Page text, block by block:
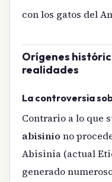
con los gatos del
Orígenes
realidades
La controversia
Contrario a lo que
abisinio no
Abisinia (actual
generado